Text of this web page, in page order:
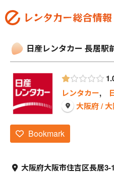
日産レンタカー 長居駅
レンタカー,
大阪府 /
Bookmark
大阪府大阪市住吉区長居3-